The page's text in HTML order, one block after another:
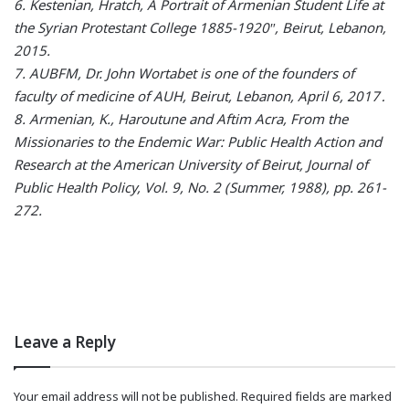
6. Kestenian, Hratch, A Portrait of Armenian Student Life at
the Syrian Protestant College 1885-1920″, Beirut, Lebanon,
2015.
7. AUBFM, Dr. John Wortabet is one of the founders of
faculty of medicine of AUH, Beirut, Lebanon, April 6, 2017․
8. Armenian, K., Haroutune and Aftim Acra, From the
Missionaries to the Endemic War: Public Health Action and
Research at the American University of Beirut, Journal of
Public Health Policy, Vol. 9, No. 2 (Summer, 1988), pp. 261-
272.
Leave a Reply
Your email address will not be published. Required fields are marked